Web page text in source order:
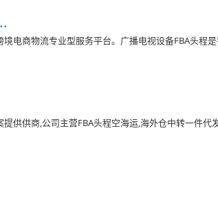
电商物流专业型服务平台。广播电视设备FBA头程
供供商,公司主营FBA头程空海运,海外仓中转一件代